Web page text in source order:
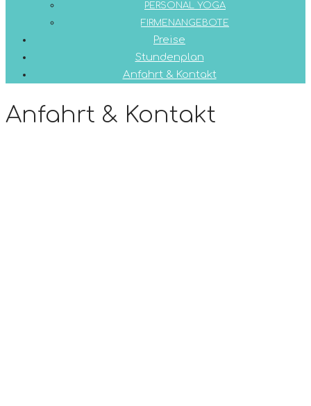
PERSONAL YOGA
FIRMENANGEBOTE
Preise
Stundenplan
Anfahrt & Kontakt
Anfahrt & Kontakt